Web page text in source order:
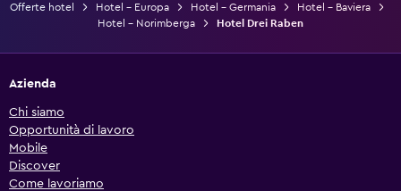
Offerte hotel Hotel - Europa Hotel - Germania
Hotel - Baviera
Hotel - Norimberga
Hotel Drei Raben
Azienda
Chi siamo
Opportunità di lavoro
Mobile
Discover
Come lavoriamo